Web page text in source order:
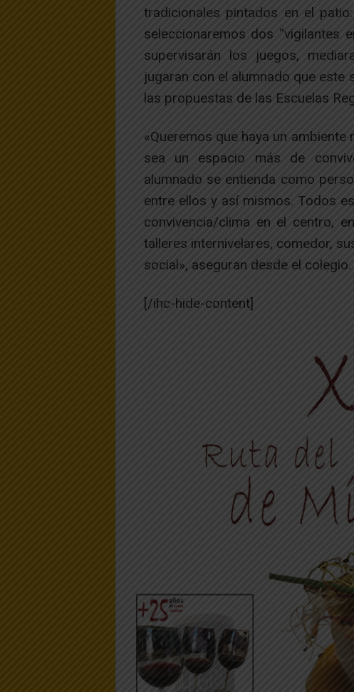
tradicionales pintados en el
seleccionaremos dos “vigilantes
supervisarán los juegos,
jugaran con el alumnado que este
las propuestas de las Escuelas
«Queremos que haya un
sea un espacio más de
alumnado se entienda como
entre ellos y así mismos. Todos
convivencia/clima en el centro,
talleres internivelares, comedor,
social», aseguran desde el colegio.
[/ihc-hide-content]